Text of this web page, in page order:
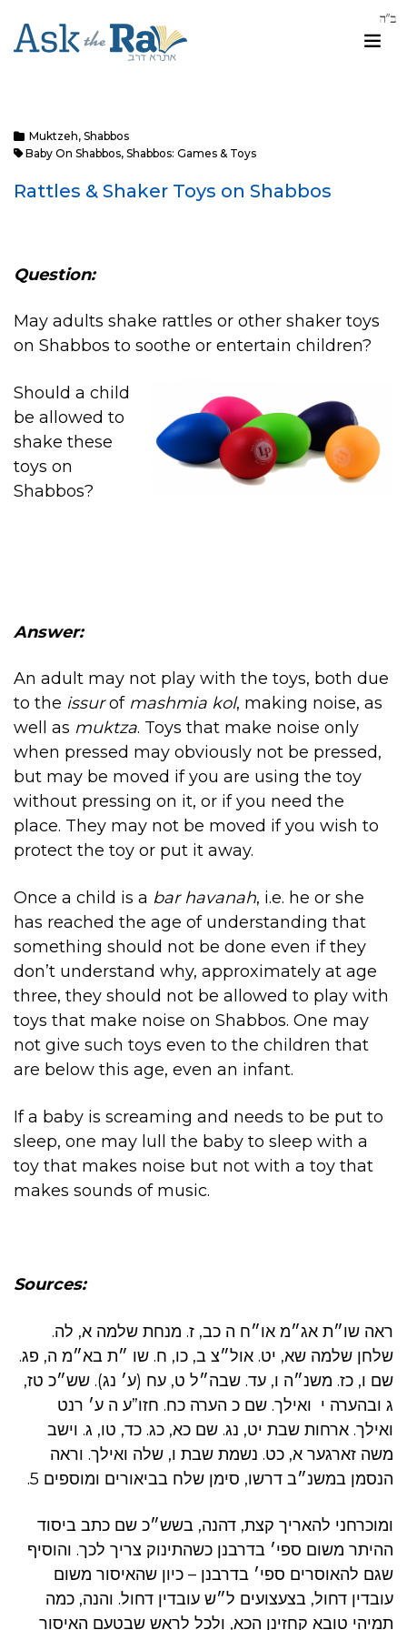
Muktzeh, Shabbos
Baby On Shabbos, Shabbos: Games & Toys
Rattles & Shaker Toys on Shabbos
Question:
May adults shake rattles or other shaker toys
on Shabbos to soothe or entertain children?
Should a child
be allowed to
shake these
toys on
Shabbos?
Answer:
An adult may not play with the toys, both due
to the issurof mashmia kol, making noise, as
well as muktza. Toys that make noise only
when pressed may obviously not be pressed,
but may be moved if you are using the toy
without pressing on it, or if you need the
place. They may not be moved if you wish to
protect the toy or put it away.
Once a child is a bar havanah, i.e. he or she
has reached the age of understanding that
something should not be done even if they
don’t understand why, approximately at age
three, they should not be allowed to play with
toys that make noise on Shabbos. One may
not give such toys even to the children that
are below this age, even an infant.
If a baby is screaming and needs to be put to
sleep, one may lull the baby to sleep with a
toy that makes noise but not with a toy that
makes sounds of music.
Sources:
ראה שו״ת אג״מ או״ח ה כב, ז. מנחת שלמה א, לה.
שלחן שלמה שא, יט. אול״צ ב, כו, ח. שו ״ת בא״מ ה, פג.
שם ו, כז. משנ״ה ו, עד. שבה״ל ט, עח (ע׳ נג). שש״כ טז,
ג ובהערה י ואילך. שם כ הערה כח. חזו”ע ה ע׳ רנט
ואילך. ארחות שבת יט, נג. שם כא, כג. כד, טו, ג. וישב
משה זארגער א, כט. נשמת שבת ו, שלה ואילך. וראה
הנסמן במשנ״ב דרשו, סימן שלח בביאורים ומוספים 5.
ומוכרחני להאריך קצת, דהנה, בשש״כ שם כתב ביסוד
ההיתר משום ספי׳ בדרבנן כשהתינוק צריך לכך. והוסיף
שגם להאוסרים ספי׳ בדרבנן – כיון שהאיסור משום
עובדין דחול, בצעצועים ל״ש עובדין דחול. והנה, כמה
תמיהי טובא קחזינן הכא, ולכל לראש שבטעם האיסור